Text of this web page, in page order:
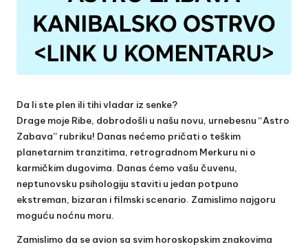
Da li ste plen ili tihi vladar iz senke?
Drage moje Ribe, dobrodošli u našu novu, urnebesnu “Astro
Zabava” rubriku! Danas nećemo pričati o teškim
planetarnim tranzitima, retrogradnom Merkuru ni o
karmičkim dugovima. Danas ćemo vašu čuvenu,
neptunovsku psihologiju staviti u jedan potpuno
ekstreman, bizaran i filmski scenario. Zamislimo najgoru
moguću noćnu moru.
Zamislimo da se avion sa svim horoskopskim znakovima